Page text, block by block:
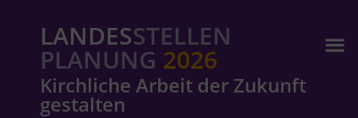
LANDESSTELLEN
PLANUNG 2026
Kirchliche Arbeit der Zukunft
gestalten